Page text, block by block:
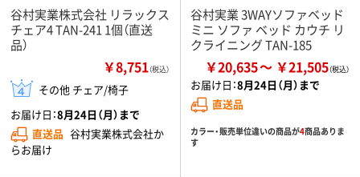
谷村実業株式会社 リラックス
チェア4 TAN-241 1個（直送
品）
￥8,751（税込）
その他 チェア/椅子
お届け日：8月24日（月）まで
直送品 谷村実業株式会社か
らお届け
谷村実業 3WAYソファベッド
ミニ ソファ ベッド カウチ リ
クライニング TAN-185
￥20,635 ￥21,505
お届け日：8月24日（月）まで
直送品
カラー・販売単位違いの商品が4商品ありま
す